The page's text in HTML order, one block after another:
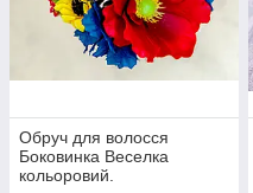
Обруч для волосся
Боковинка Веселка
кольоровий.